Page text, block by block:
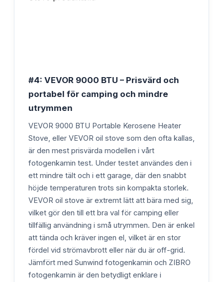
#4: VEVOR 9000 BTU – Prisvärd och
portabel för camping och mindre
utrymmen
VEVOR 9000 BTU Portable Kerosene Heater
Stove, eller VEVOR oil stove som den ofta kallas,
är den mest prisvärda modellen i vårt
fotogenkamin test. Under testet användes den i
ett mindre tält och i ett garage, där den snabbt
höjde temperaturen trots sin kompakta storlek.
VEVOR oil stove är extremt lätt att bära med sig,
vilket gör den till ett bra val för camping eller
tillfällig användning i små utrymmen. Den är enkel
att tända och kräver ingen el, vilket är en stor
fördel vid strömavbrott eller när du är off-grid.
Jämfört med Sunwind fotogenkamin och ZIBRO
fotogenkamin är den betydligt enklare i